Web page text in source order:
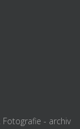
Fotografie - archiv